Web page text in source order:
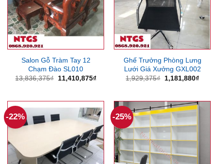
Salon Gỗ Tràm Tay 12
Chạm Đào SL010
13,836,375₫
Giá
11,410,875₫Giá
11,410,875₫.
Ghế Trưởng Phòng Lưng
Lưới Giá Xưởng GXL002
1,929,375₫
Giá
1,181,880₫Giá
-22% -25%